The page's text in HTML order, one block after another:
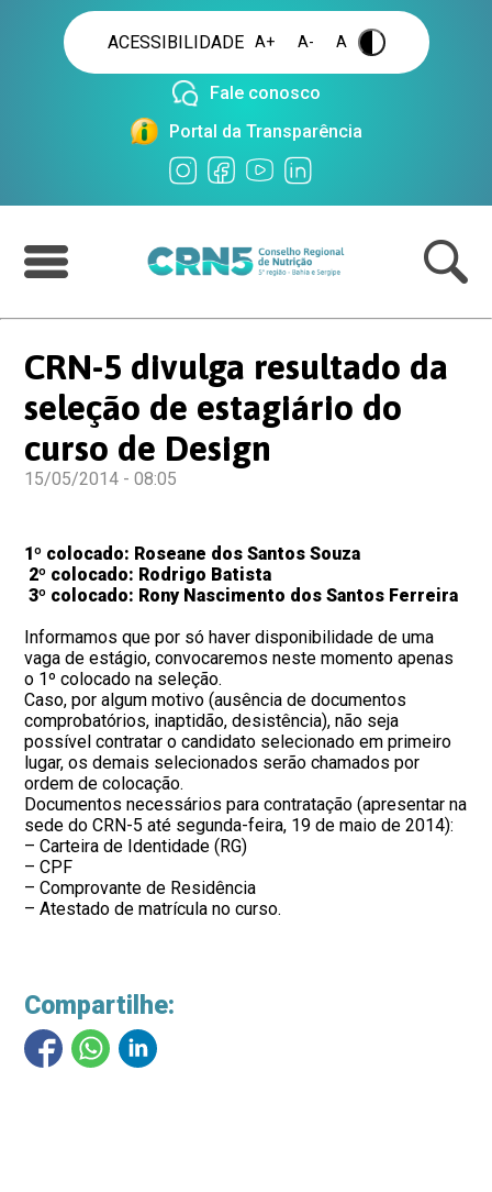
ACESSIBILIDADE A+ A- A .
Fale conosco
Portal da Transparência
CRN-5 divulga resultado da
seleção de estagiário do
curso de Design
15/05/2014 - 08:05
1º colocado: Roseane dos Santos Souza
2º colocado: Rodrigo Batista
3º colocado: Rony Nascimento dos Santos Ferreira
Informamos que por só haver disponibilidade de uma
vaga de estágio, convocaremos neste momento apenas
o 1º colocado na seleção.
Caso, por algum motivo (ausência de documentos
comprobatórios, inaptidão, desistência), não seja
possível contratar o candidato selecionado em primeiro
lugar, os demais selecionados serão chamados por
ordem de colocação.
Documentos necessários para contratação (apresentar na
sede do CRN-5 até segunda-feira, 19 de maio de 2014):
– Carteira de Identidade (RG)
– CPF
– Comprovante de Residência
– Atestado de matrícula no curso.
Compartilhe: